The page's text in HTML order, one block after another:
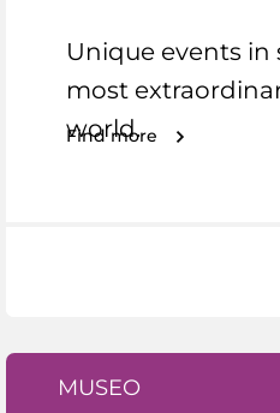
Unique events in
most
world.
Find more
MUSEO